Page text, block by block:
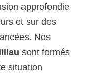
approfondie
et sur des
Nos
sont formés
situation